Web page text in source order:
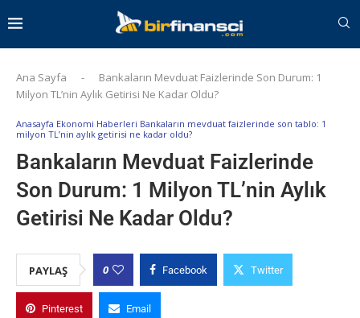
Ana Sayfa -
Bankaların Mevduat Faizlerinde Son Durum: 1
Milyon TL’nin Aylık Getirisi Ne Kadar Oldu?
Anasayfa Ekonomi Haberleri Bankaların mevduat faizlerinde son tablo: 1
milyon TL’nin aylık getirisi ne kadar oldu?
Bankaların Mevduat Faizlerinde
Son Durum: 1 Milyon TL’nin Aylık
Getirisi Ne Kadar Oldu?
PAYLAŞ 0 Facebook Twitter
Pinterest Email